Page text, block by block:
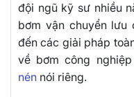
đội ngũ kỹ sư nhiều
bơm vận chuyển lưu
đến các giải pháp
về bơm công
nén nói riêng.